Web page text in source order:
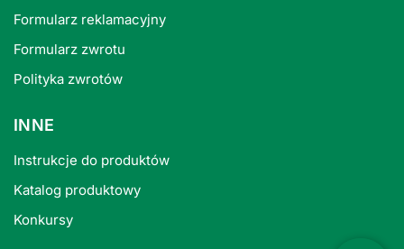
Formularz reklamacyjny
Formularz zwrotu
Polityka zwrotów
INNE
Instrukcje do produktów
Katalog produktowy
Konkursy